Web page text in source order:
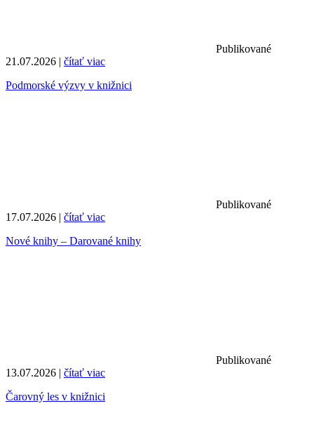
Publikované
21.07.2026 | čítať viac
Podmorské výzvy v knižnici
Publikované
17.07.2026 | čítať viac
Nové knihy – Darované knihy
Publikované
13.07.2026 | čítať viac
Čarovný les v knižnici